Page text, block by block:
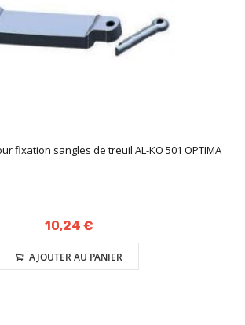
fixation sangles de treuil AL-KO 501 OPTIMA
10,24 €
AJOUTER AU PANIER